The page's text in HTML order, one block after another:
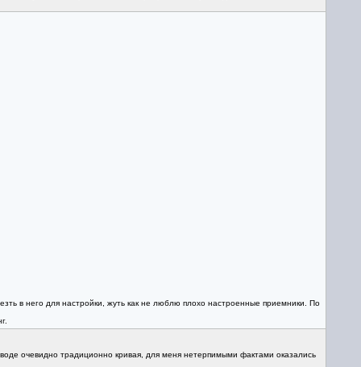
в него для настройки, жуть как не люблю плохо настроенные приемники. По
очевидно традиционно кривая, для меня нетерпимыми фактами оказались